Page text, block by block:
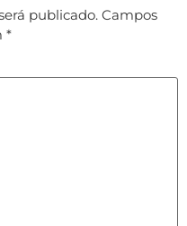
publicado. Campos
*